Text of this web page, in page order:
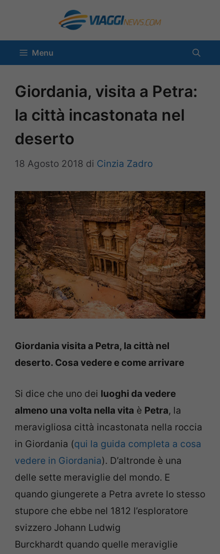
contenuto
Menu
Giordania, visita a Petra:
la città incastonata nel
deserto
18 Agosto 2018 di Cinzia Zadro
Giordania visita a Petra, la città nel
deserto. Cosa vedere e come arrivare
Si dice che uno dei luoghi da vedere
almeno una volta nella vita è Petra, la
meravigliosa città incastonata nella roccia
in Giordania (qui la guida completa a cosa
vedere in Giordania). D’altronde è una
delle sette meraviglie del mondo. E
quando giungerete a Petra avrete lo stesso
stupore che ebbe nel 1812 l’esploratore
svizzero Johann Ludwig
Burckhardt quando quelle meraviglie